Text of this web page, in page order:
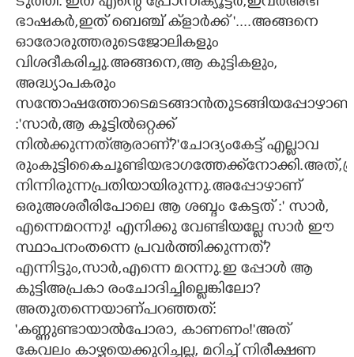
ഭാഷകർ,ഇത് ബെഞ്ച് ക്‌ളാർക്ക് '....അങ്ങനെ
ഓരോരുത്തരുടെജോലികളും
വിശദീകരിച്ചു.അങ്ങനെ,ആ കുട്ടികളും,
അദ്ധ്യാപകരും
:'സാർ,ആ കൂട്ടിൽഒറ്റക്ക്
നിൽക്കുന്നത്ആരാണ്?'ചോദ്യംകേട്ട് എല്ലാവ
നിന്നിരുന്നപ്രതിയായിരുന്നു.അപ്പോഴാണ്
ഒരുഅശരീരിപോലെ ആ ശബ്ദം കേട്ടത് :' സാർ,
എന്നെമറന്നു! എനിക്കു വേണ്ടിയല്ലേ സാർ ഈ
സ്ഥാപനംതന്നെ പ്രവർത്തിക്കുന്നത്?
എന്നിട്ടും,സാർ,എന്നെ മറന്നു.ഇ പ്പോൾ ആ
കുട്ടിഅപ്രകാ രംചോദിച്ചില്ലെങ്കിലോ?
അതുതന്നെയാണ്പറഞ്ഞത്:
'കണ്ണുണ്ടായാൽപോരാ, കാണണം!'അത്
കേവലം കാഴ്ചയെക്കുറിച്ചല്ല, മറിച്ച് നിരീക്ഷണ